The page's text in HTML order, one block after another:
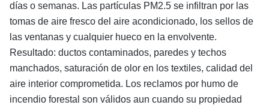
días o semanas. Las partículas PM2.5 se infiltran por las
tomas de aire fresco del aire acondicionado, los sellos de
las ventanas y cualquier hueco en la envolvente.
Resultado: ductos contaminados, paredes y techos
manchados, saturación de olor en los textiles, calidad del
aire interior comprometida. Los reclamos por humo de
incendio forestal son válidos aun cuando su propiedad